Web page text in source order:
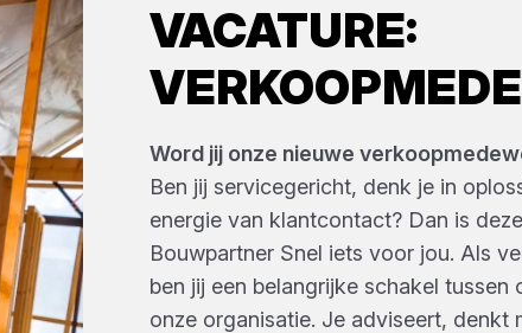
VACATURE:
Word jij onze nieuwe
Ben jij servicegericht, denk je in
energie van klantcontact? Dan is
Bouwpartner Snel iets voor jou. Als
ben jij een belangrijke schakel tussen
onze organisatie. Je adviseert, denkt